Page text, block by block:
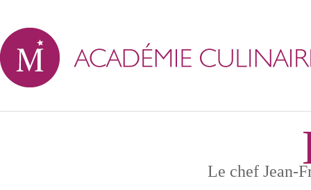
Le chef Jean-